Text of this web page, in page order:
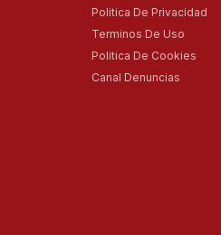
Politica De Privacidad
Terminos De Uso
Politica De Cookies
Canal Denuncias